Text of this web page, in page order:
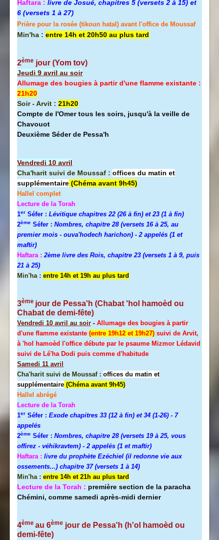
Haftara : livre de Josué, chapitres 5 (versets 2 à 15) et
6 (versets 1 à 27)
Prière pour la rosée (tikoun hatal) avant l'office de Moussaf
Min'ha : entre 14h et 20h50 au plus tard
2ème jour (Yom tov)
Jeudi 9 avril au soir
Allumage des bougies à partir d'une flamme existante :
21h20
Soir - Arvit : 21h20
Compte de l'Omer tous les soirs, jusqu'à la veille de
Chavouot
Deuxième Séder de Pessa'h
Vendredi 10 avril
Cha'harit suivi de Moussaf : offices du matin et
supplémentaire (Chéma avant 9h45)
Hallel complet
Lecture de la Torah
1er Séfer : Lévitique chapitres 22 (26 à fin) et 23 (1 à fin)
2ème Séfer : Nombres, chapitre 28 (versets 16 à 25, au
premier mois - ouva'hodech harichon) - 2 appelés (1 et
maftir)
Haftara : 2ème livre des Rois, chapitre 23 (versets 1 à 9, puis
21 à 25)
Min'ha : entre 14h et 19h au plus tard
3ème jour de Pessa'h (Chabat 'hol hamoèd ou
Chabat de demi-fête)
Vendredi 10 avril au soir - Allumage des bougies à partir
d'une flamme existante (entre 19h12 et 19h27) suivi de Arvit,
à 'hol hamoèd l'office débute par le psaume Mizmor Lédavid
suivi de Lé'ha Dodi puis comme d'habitude
Samedi 11 avril
Cha'harit suivi de Moussaf : offices du matin et
supplémentaire (Chéma avant 9h45)
Hallel abrégé
Lecture de la Torah
1er Séfer : Exode chapitres 33 (12 à fin) et 34 (1-26) - 7
appelés
2ème Séfer : Nombres, chapitre 28 (versets 19 à 25, vous
offirez - véhikravtem) - 2 appelés (1 et maftir)
Haftara : livre du prophète Ezéchiel (il redonne vie aux
ossements...) chapitre 37 (versets 1 à 14)
Min'ha : entre 14h et 21h au plus tard
Lecture de la Torah : première section de la paracha
Chémini, comme samedi après-midi dernier
4ème au 6ème jour de Pessa'h (h'ol hamoèd ou
demi-fête)